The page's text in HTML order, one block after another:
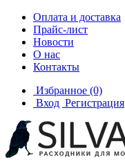
Оплата и доставка
Прайс-лист
Новости
О нас
Контакты
Избранное (0)
Вход Регистрация